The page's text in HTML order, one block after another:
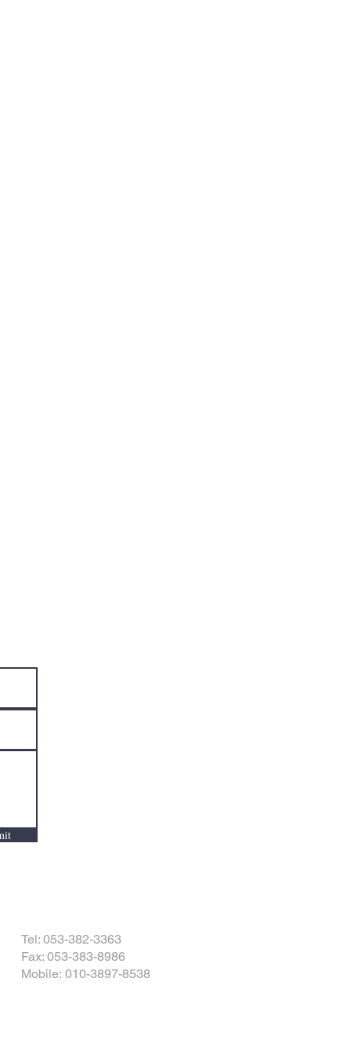
Tel: 053-382-3363
Fax: 053-383-8986
Mobile: 010-3897-8538